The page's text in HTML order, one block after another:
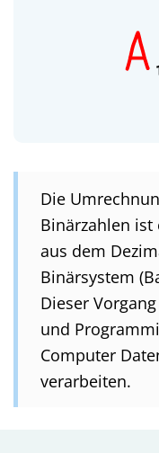
Die
Binärzahlen ist
aus dem
Binärsystem
Dieser
und
Computer
verarbeiten.